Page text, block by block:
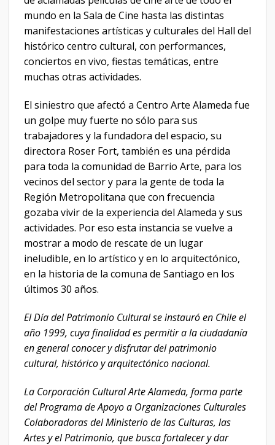
mundo en la Sala de Cine hasta las distintas
manifestaciones artísticas y culturales del Hall del
histórico centro cultural, con performances,
conciertos en vivo, fiestas temáticas, entre
muchas otras actividades.
El siniestro que afectó a Centro Arte Alameda fue
un golpe muy fuerte no sólo para sus
trabajadores y la fundadora del espacio, su
directora Roser Fort, también es una pérdida
para toda la comunidad de Barrio Arte, para los
vecinos del sector y para la gente de toda la
Región Metropolitana que con frecuencia
gozaba vivir de la experiencia del Alameda y sus
actividades. Por eso esta instancia se vuelve a
mostrar a modo de rescate de un lugar
ineludible, en lo artístico y en lo arquitectónico,
en la historia de la comuna de Santiago en los
últimos 30 años.
El Día del Patrimonio Cultural se instauró en Chile el
año 1999, cuya finalidad es permitir a la ciudadanía
en general conocer y disfrutar del patrimonio
cultural, histórico y arquitectónico nacional.
La Corporación Cultural Arte Alameda, forma parte
del Programa de Apoyo a Organizaciones Culturales
Colaboradoras del Ministerio de las Culturas, las
Artes y el Patrimonio, que busca fortalecer y dar